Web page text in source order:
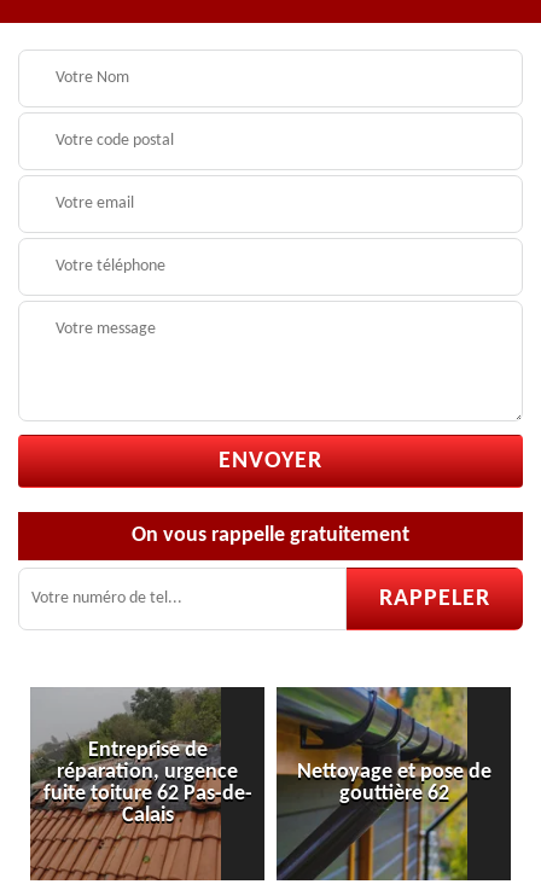
On vous rappelle gratuitement
de
urgence
62 Pas-de-
Nettoyage et pose de
gouttière 62
Pose et